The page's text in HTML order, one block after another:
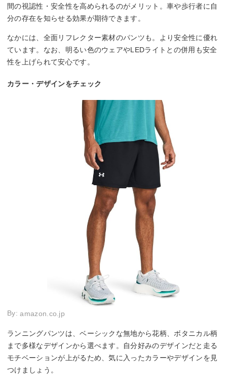
間の視認性・安全性を高められるのがメリット。車や歩行者に自
分の存在を知らせる効果が期待できます。
なかには、全面リフレクター素材のパンツも。より安全性に優れ
ています。なお、明るい色のウェアやLEDライトとの併用も安全
性を上げられて安心です。
カラー・デザインをチェック
By:amazon.co.jp
ランニングパンツは、ベーシックな無地から花柄、ボタニカル柄
まで多様なデザインから選べます。自分好みのデザインだと走る
モチベーションが上がるため、気に入ったカラーやデザインを見
つけましょう。